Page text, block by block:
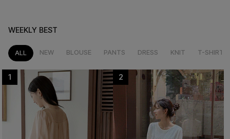
WEEKLY BEST
ALL NEW BLOUSE PANTS DRESS KNIT T-SHIRT